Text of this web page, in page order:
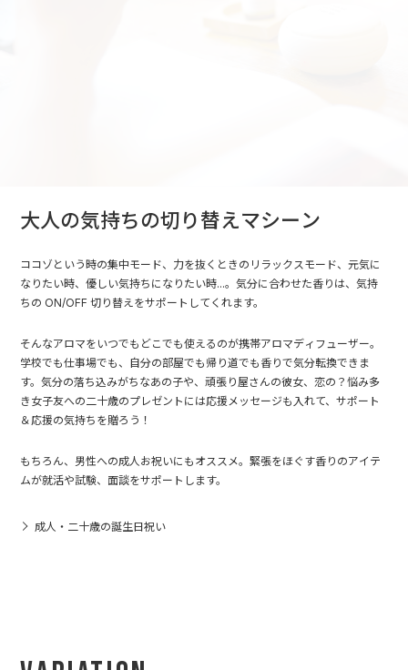
大人の気持ちの切り替えマシーン
ココゾという時の集中モード、力を抜くときのリラックスモード、元気に
なりたい時、優しい気持ちになりたい時...。気分に合わせた香りは、気持
ちの ON/OFF 切り替えをサポートしてくれます。
そんなアロマをいつでもどこでも使えるのが携帯アロマディフューザー。
学校でも仕事場でも、自分の部屋でも帰り道でも香りで気分転換できま
す。気分の落ち込みがちなあの子や、頑張り屋さんの彼女、恋の？悩み多
き女子友への二十歳のプレゼントには応援メッセージも入れて、サポート
＆応援の気持ちを贈ろう！
もちろん、男性への成人お祝いにもオススメ。緊張をほぐす香りのアイテ
ムが就活や試験、面談をサポートします。
成人・二十歳の誕生日祝い